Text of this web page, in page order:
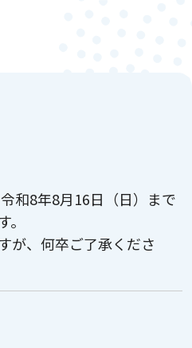
和8年8月16日（日）まで
が、何卒ご了承くださ